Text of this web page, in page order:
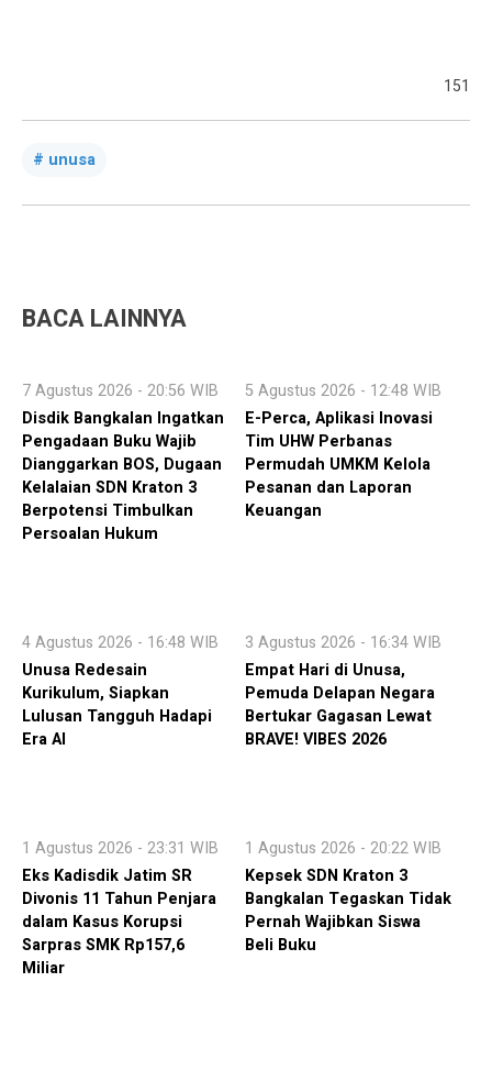
151
unusa
BACA LAINNYA
7 Agustus 2026 - 20:56 WIB
Disdik Bangkalan Ingatkan
Pengadaan Buku Wajib
Dianggarkan BOS, Dugaan
Kelalaian SDN Kraton 3
Berpotensi Timbulkan
Persoalan Hukum
5 Agustus 2026 - 12:48 WIB
E-Perca, Aplikasi Inovasi
Tim UHW Perbanas
Permudah UMKM Kelola
Pesanan dan Laporan
Keuangan
4 Agustus 2026 - 16:48 WIB
Unusa Redesain
Kurikulum, Siapkan
Lulusan Tangguh Hadapi
Era AI
3 Agustus 2026 - 16:34 WIB
Empat Hari di Unusa,
Pemuda Delapan Negara
Bertukar Gagasan Lewat
BRAVE! VIBES 2026
1 Agustus 2026 - 23:31 WIB
Eks Kadisdik Jatim SR
Divonis 11 Tahun Penjara
dalam Kasus Korupsi
Sarpras SMK Rp157,6
Miliar
1 Agustus 2026 - 20:22 WIB
Kepsek SDN Kraton 3
Bangkalan Tegaskan Tidak
Pernah Wajibkan Siswa
Beli Buku